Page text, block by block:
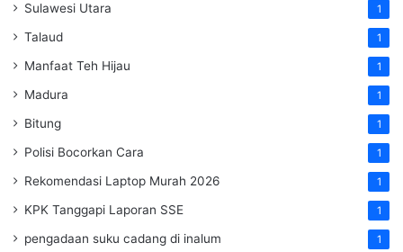
Sulawesi Utara 1
Talaud 1
Manfaat Teh Hijau 1
Madura 1
Bitung 1
Polisi Bocorkan Cara 1
Rekomendasi Laptop Murah 2026 1
KPK Tanggapi Laporan SSE 1
pengadaan suku cadang di inalum 1